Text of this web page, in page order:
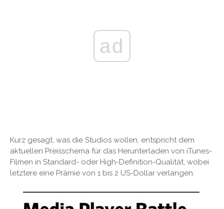
ad
Kurz gesagt, was die Studios wollen, entspricht dem
aktuellen Preisschema für das Herunterladen von iTunes-
Filmen in Standard- oder High-Definition-Qualität, wobei
letztere eine Prämie von 1 bis 2 US-Dollar verlangen.